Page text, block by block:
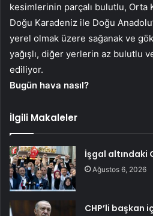
kesimlerinin parçalı bulutlu, Orta
Doğu Karadeniz ile Doğu
yerel olmak üzere sağanak ve
yağışlı, diğer yerlerin az bulutlu
ediliyor.
Bugün hava nasıl?
İlgili Makaleler
İşgal altındaki
Ağustos 6, 2026
CHP’li başkan